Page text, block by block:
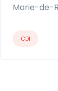
Marie-de-
CDI